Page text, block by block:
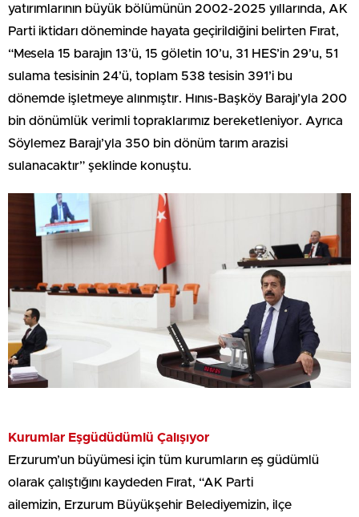
yatırımlarının büyük bölümünün 2002-2025 yıllarında, AK
Parti iktidarı döneminde hayata geçirildiğini belirten Fırat,
“Mesela 15 barajın 13’ü, 15 göletin 10’u, 31 HES’in 29’u, 51
sulama tesisinin 24’ü, toplam 538 tesisin 391’i bu
dönemde işletmeye alınmıştır. Hınıs-Başköy Barajı’yla 200
bin dönümlük verimli topraklarımız bereketleniyor. Ayrıca
Söylemez Barajı’yla 350 bin dönüm tarım arazisi
sulanacaktır” şeklinde konuştu.
Kurumlar Eşgüdüdümlü Çalışıyor
Erzurum’un büyümesi için tüm kurumların eş güdümlü
olarak çalıştığını kaydeden Fırat, “AK Parti
ailemizin, Erzurum Büyükşehir Belediyemizin, ilçe